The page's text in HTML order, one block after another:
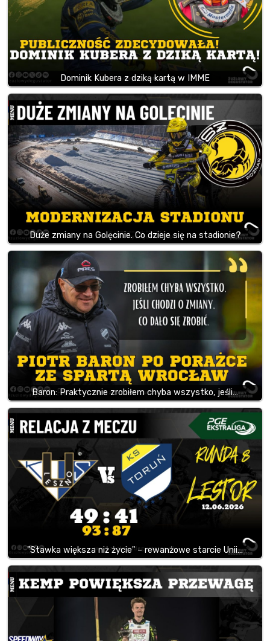
Dominik Kubera z dziką kartą w IMME
Duże zmiany na Golęcinie. Co dzieje się na stadionie?
Baron: Praktycznie zrobiłem chyba wszystko, jeśli…
"Stawka większa niż życie" – rewanżowe starcie Unii…